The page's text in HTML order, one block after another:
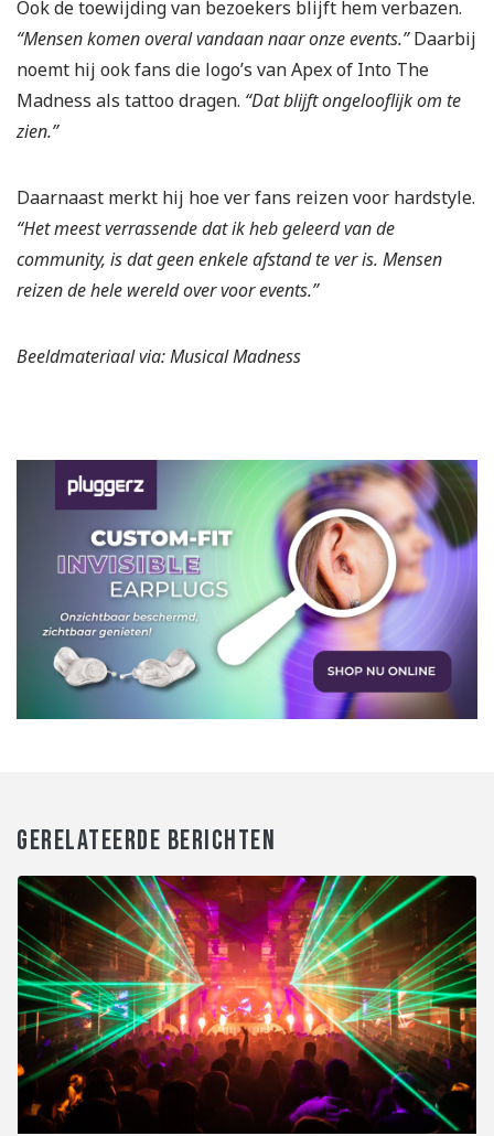
Ook de toewijding van bezoekers blijft hem verbazen.
“Mensen komen overal vandaan naar onze events.”Daarbij
noemt hij ook fans die logo’s van Apex of Into The
Madness als tattoo dragen. “Dat blijft ongelooflijk om te
zien.”
Daarnaast merkt hij hoe ver fans reizen voor hardstyle.
“Het meest verrassende dat ik heb geleerd van de
community, is dat geen enkele afstand te ver is. Mensen
reizen de hele wereld over voor events.”
Beeldmateriaal via: Musical Madness
GERELATEERDE BERICHTEN